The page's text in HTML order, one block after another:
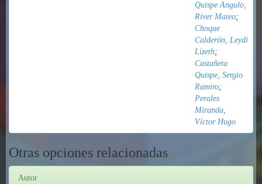
Quispe Angulo,
River Mateo;
Choque
Calderón, Leydi
Lizeth;
Castañeta
Quispe, Sergio
Ramiro;
Perales
Miranda,
Víctor Hugo
Otras opciones relacionadas
Autor